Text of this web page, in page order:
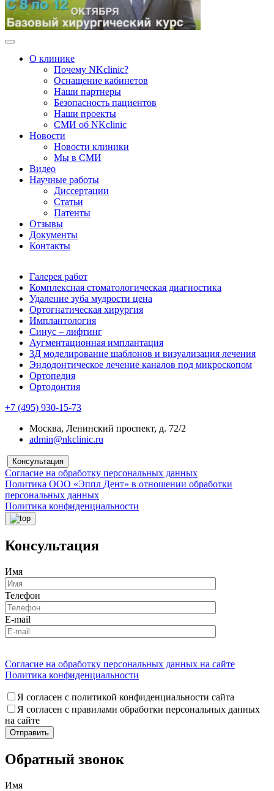
О клинике
Почему NKclinic?
Оснащение кабинетов
Наши партнеры
Безопасность пациентов
Наши проекты
СМИ об NKclinic
Новости
Новости клиники
Мы в СМИ
Видео
Научные работы
Диссертации
Статьи
Патенты
Отзывы
Документы
Контакты
Галерея работ
Комплексная стоматологическая диагностика
Удаление зуба мудрости цена
Ортогнатическая хирургия
Имплантология
Синус – лифтинг
Аугментационная имплантация
3Д моделирование шаблонов и визуализация лечения
Эндодонтическое лечение каналов под микроскопом
Ортопедия
Ортодонтия
+7 (495) 930-15-73
Москва, Ленинский проспект, д. 72/2
admin@nkclinic.ru
Консультация
Согласие на обработку персональных данных
Политика ООО «Эппл Дент» в отношении обработки
персональных данных
Политика конфиденциальности
Консультация
Имя
Телефон
E-mail
Согласие на обработку персональных данных на сайте
Политика конфиденциальности
Я согласен с политикой конфиденциальности сайта
Я согласен с правилами обработки персональных данных
на сайте
Обратный звонок
Имя